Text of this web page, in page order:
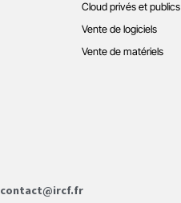
Cloud privés et publics
Vente de logiciels
Vente de matériels
contact@ircf.fr